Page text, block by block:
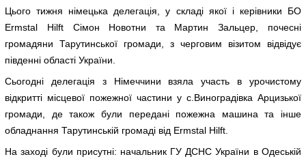
Цього тижня німецька делегація, у складі якої і керівники БО
Ermstal Hilft Сімон Новотни та Мартин Зальцер, почесні
громадяни Тарутинської громади, з черговим візитом відвідує
південні області України.
Сьогодні делегація з Німеччини взяла участь в урочистому
відкритті місцевої пожежної частини у с.Виноградівка Арцизької
громади, де також були передані пожежна машина та інше
обладнання Тарутинській громаді від Ermstal Hilft.
На заході були присутні: начальник ГУ ДСНС України в Одеській